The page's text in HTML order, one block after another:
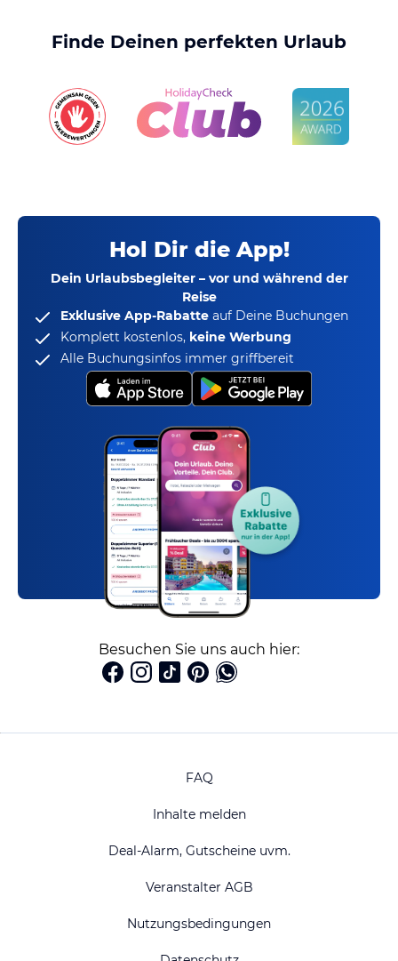
Finde Deinen perfekten Urlaub
Hol Dir die App!
Dein Urlaubsbegleiter – vor und während der
Reise
Exklusive App-Rabatte auf Deine Buchungen
Komplett kostenlos, keine Werbung
Alle Buchungsinfos immer griffbereit
Besuchen Sie uns auch hier:
FAQ
Inhalte melden
Deal-Alarm, Gutscheine uvm.
Veranstalter AGB
Nutzungsbedingungen